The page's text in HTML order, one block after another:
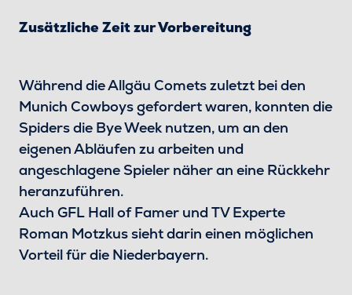
Zusätzliche Zeit zur Vorbereitung
Während die Allgäu Comets zuletzt bei den
Munich Cowboys gefordert waren, konnten die
Spiders die Bye Week nutzen, um an den
eigenen Abläufen zu arbeiten und
angeschlagene Spieler näher an eine Rückkehr
heranzuführen.
Auch GFL Hall of Famer und TV Experte
Roman Motzkus sieht darin einen möglichen
Vorteil für die Niederbayern.